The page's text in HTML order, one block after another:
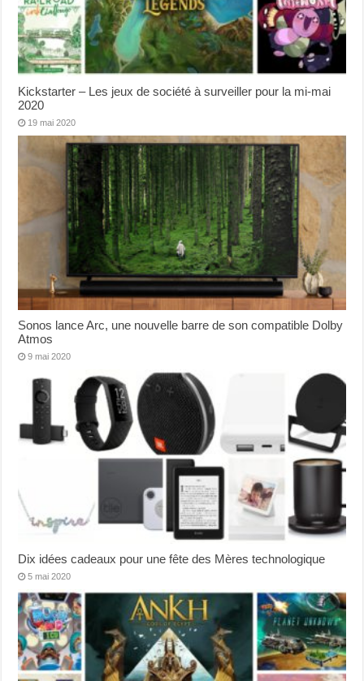
Kickstarter – Les jeux de société à surveiller pour la mi-mai
2020
19 mai 2020
Sonos lance Arc, une nouvelle barre de son compatible Dolby
Atmos
9 mai 2020
Dix idées cadeaux pour une fête des Mères technologique
5 mai 2020